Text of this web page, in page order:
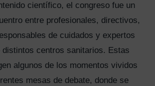
científico, el congreso fue un
entre profesionales, directivos,
de cuidados y expertos
distintos centros sanitarios. Estas
algunos de los momentos vividos
mesas de debate, donde se